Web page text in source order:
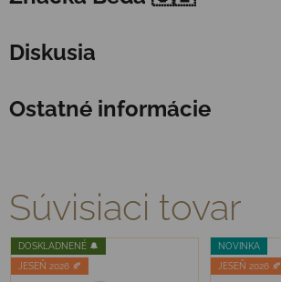
Diskusia
Ostatné informácie
Súvisiaci tovar
DOSKLADNENÉ 🔔
JESEŇ 2026 🍂
NOVINKA
JESEŇ 2026 🍂